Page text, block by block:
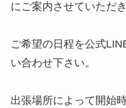
にご案内させていただき
ご希望の日程を公式
い合わせ下さい。
出張場所によって開始